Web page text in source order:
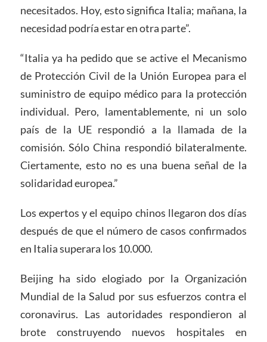
necesitados. Hoy, esto significa Italia; mañana, la
necesidad podría estar en otra parte”.
“Italia ya ha pedido que se active el Mecanismo
de Protección Civil de la Unión Europea para el
suministro de equipo médico para la protección
individual. Pero, lamentablemente, ni un solo
país de la UE respondió a la llamada de la
comisión. Sólo China respondió bilateralmente.
Ciertamente, esto no es una buena señal de la
solidaridad europea.”
Los expertos y el equipo chinos llegaron dos días
después de que el número de casos confirmados
en Italia superara los 10.000.
Beijing ha sido elogiado por la Organización
Mundial de la Salud por sus esfuerzos contra el
coronavirus. Las autoridades respondieron al
brote construyendo nuevos hospitales en